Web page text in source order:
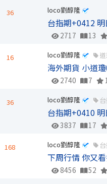
36 loco劉醇隆
台指期+0412
2717 13
16 loco劉醇隆
海外期貨 小道
2740 7
36 loco劉醇隆
台指期+0410
3837 17
168 loco劉醇隆
下周行情 你又
8456 52